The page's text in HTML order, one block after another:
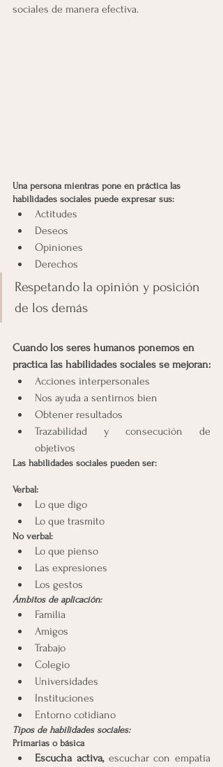
sociales de manera efectiva.
Una persona mientras pone en práctica las
habilidades sociales puede expresar sus:
Actitudes
Deseos
Opiniones
Derechos
Respetando la opinión y posición
de los demás
Cuando los seres humanos ponemos en
practica las habilidades sociales se mejoran:
Acciones interpersonales
Nos ayuda a sentirnos bien
Obtener resultados
Trazabilidad y consecución de
objetivos
Las habilidades sociales pueden ser:
Verbal:
Lo que digo
Lo que trasmito
No verbal:
Lo que pienso
Las expresiones
Los gestos
Ámbitos de aplicación:
Familia
Amigos
Trabajo
Colegio
Universidades
Instituciones
Entorno cotidiano
Tipos de habilidades sociales:
Primarias o básica
Escucha activa, escuchar con empatia